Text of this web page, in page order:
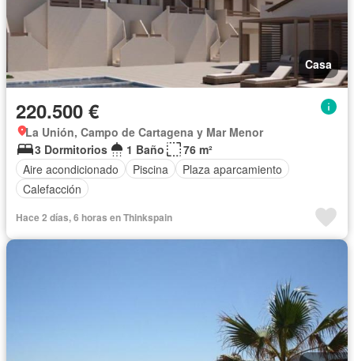
Casa
220.500 €
La Unión, Campo de Cartagena y Mar Menor
3 Dormitorios
1 Baño
76 m²
Aire acondicionado
Piscina
Plaza aparcamiento
Calefacción
Hace 2 días, 6 horas en Thinkspain